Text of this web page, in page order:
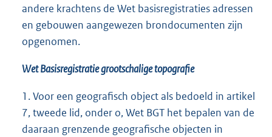
andere krachtens de Wet basisregistraties adressen
en gebouwen aangewezen brondocumenten zijn
opgenomen.
Wet Basisregistratie grootschalige topografie
1. Voor een geografisch object als bedoeld in artikel
7, tweede lid, onder o, Wet BGT het bepalen van de
daaraan grenzende geografische objecten in